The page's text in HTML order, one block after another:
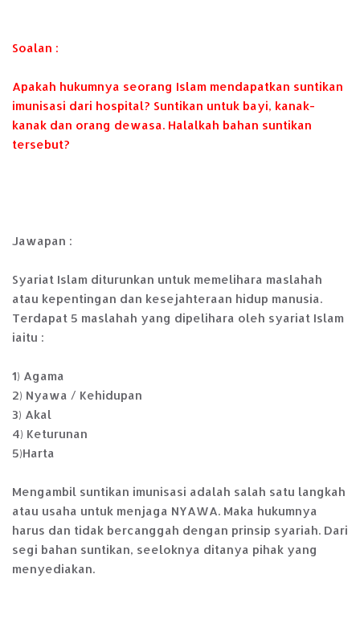
Soalan :
Apakah hukumnya seorang Islam mendapatkan suntikan
imunisasi dari hospital? Suntikan untuk bayi, kanak-
kanak dan orang dewasa. Halalkah bahan suntikan
tersebut?
Jawapan :
Syariat Islam diturunkan untuk memelihara maslahah
atau kepentingan dan kesejahteraan hidup manusia.
Terdapat 5 maslahah yang dipelihara oleh syariat Islam
iaitu :
1) Agama
2) Nyawa / Kehidupan
3) Akal
4) Keturunan
5)Harta
Mengambil suntikan imunisasi adalah salah satu langkah
atau usaha untuk menjaga NYAWA. Maka hukumnya
harus dan tidak bercanggah dengan prinsip syariah. Dari
segi bahan suntikan, seeloknya ditanya pihak yang
menyediakan.